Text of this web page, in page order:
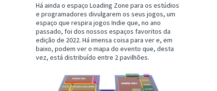
Há ainda o espaço Loading Zone para os estúdios
e programadores divulgarem os seus jogos, um
espaço que respira jogos Indie que, no ano
passado, foi dos nossos espaços favoritos da
edição de 2022. Há imensa coisa para ver e, em
baixo, podem ver o mapa do evento que, desta
vez, está distribuído entre 2 pavilhões.